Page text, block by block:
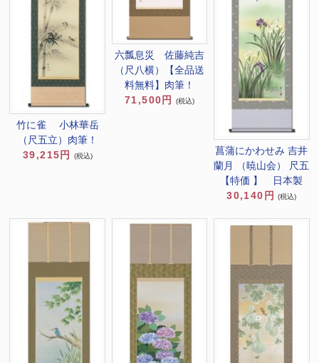
竹に雀 小林華岳
（尺五立）肉筆！
39,215円
(税込)
六瓢息災 佐藤純吉
（尺八横）【全品送
料無料】肉筆！
71,500円
(税込)
菖蒲にかわせみ 吉井
蘭月 （暁山会） 尺五
【特価 】 日本製
30,140円
(税込)